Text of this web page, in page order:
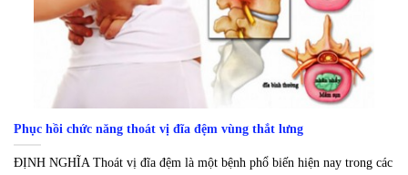
Phục hồi chức năng thoát vị đĩa đệm vùng thắt lưng
ĐỊNH NGHĨA Thoát vị đĩa đệm là một bệnh phổ biến hiện nay trong các